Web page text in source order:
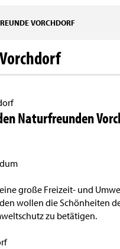
VORCHDORF
Naturfreunden
große Freizeit- und
wollen die Schönheiten
zu betätigen.